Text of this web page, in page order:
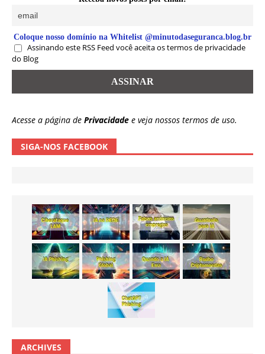
Coloque nosso domínio na Whitelist @minutodaseguranca.blog.br
Assinando este RSS Feed você aceita os termos de privacidade
do Blog
Acesse a página de Privacidade e veja nossos termos de uso.
SIGA-NOS FACEBOOK
ARCHIVES